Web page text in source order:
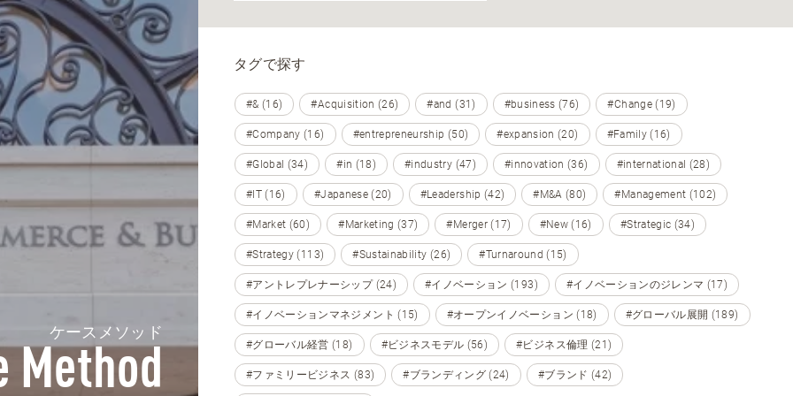
ケースメソッド
Method
タグで探す
#& (16) #Acquisition (26) #and (31) #business (76) #Change (19)
#Company (16) #entrepreneurship (50) #expansion (20) #Family (16)
#Global (34) #in (18) #industry (47) #innovation (36) #international (28)
#IT (16) #Japanese (20) #Leadership (42) #M&A (80) #Management (102)
#Market (60) #Marketing (37) #Merger (17) #New (16) #Strategic (34)
#Strategy (113) #Sustainability (26) #Turnaround (15)
#アントレプレナーシップ (24) #イノベーション (193) #イノベーションのジレンマ (17)
#イノベーションマネジメント (15) #オープンイノベーション (18) #グローバル展開 (189)
#グローバル経営 (18) #ビジネスモデル (56) #ビジネス倫理 (21)
#ファミリービジネス (83) #ブランディング (24) #ブランド (42)